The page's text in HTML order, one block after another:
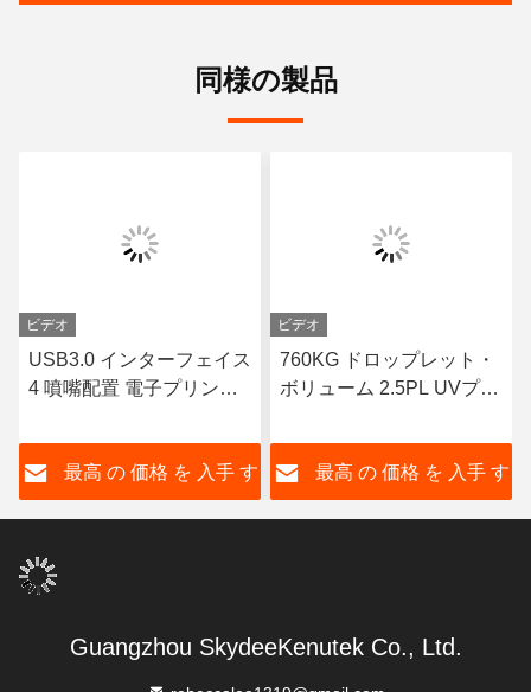
同様の製品
ビデオ
USB3.0 インターフェイス
4 噴嘴配置 電子プリンタ
最高 の 価格 を 入手 す
ビデオ
760KG ドロップレット・
ボリューム 2.5PL UVプリ
最高 の 価格 を 入手 す
Guangzhou SkydeeKenutek Co., Ltd.